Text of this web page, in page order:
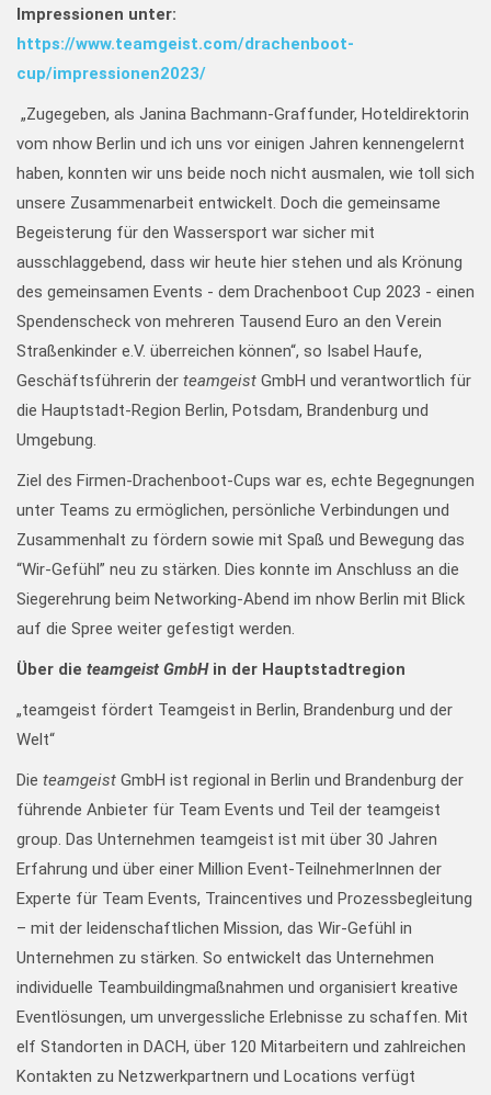
Impressionen unter:
https://www.teamgeist.com/drachenboot-
cup/impressionen2023/
„Zugegeben, als Janina Bachmann-Graffunder, Hoteldirektorin
vom nhow Berlin und ich uns vor einigen Jahren kennengelernt
haben, konnten wir uns beide noch nicht ausmalen, wie toll sich
unsere Zusammenarbeit entwickelt. Doch die gemeinsame
Begeisterung für den Wassersport war sicher mit
ausschlaggebend, dass wir heute hier stehen und als Krönung
des gemeinsamen Events - dem Drachenboot Cup 2023 - einen
Spendenscheck von mehreren Tausend Euro an den Verein
Straßenkinder e.V. überreichen können“, so Isabel Haufe,
Geschäftsführerin der teamgeist GmbH und verantwortlich für
die Hauptstadt-Region Berlin, Potsdam, Brandenburg und
Umgebung.
Ziel des Firmen-Drachenboot-Cups war es, echte Begegnungen
unter Teams zu ermöglichen, persönliche Verbindungen und
Zusammenhalt zu fördern sowie mit Spaß und Bewegung das
“Wir-Gefühl” neu zu stärken. Dies konnte im Anschluss an die
Siegerehrung beim Networking-Abend im nhow Berlin mit Blick
auf die Spree weiter gefestigt werden.
Über die teamgeist GmbHin der Hauptstadtregion
„teamgeist fördert Teamgeist in Berlin, Brandenburg und der
Welt“
Die teamgeist GmbH ist regional in Berlin und Brandenburg der
führende Anbieter für Team Events und Teil der teamgeist
group. Das Unternehmen teamgeist ist mit über 30 Jahren
Erfahrung und über einer Million Event-TeilnehmerInnen der
Experte für Team Events, Traincentives und Prozessbegleitung
– mit der leidenschaftlichen Mission, das Wir-Gefühl in
Unternehmen zu stärken. So entwickelt das Unternehmen
individuelle Teambuildingmaßnahmen und organisiert kreative
Eventlösungen, um unvergessliche Erlebnisse zu schaffen. Mit
elf Standorten in DACH, über 120 Mitarbeitern und zahlreichen
Kontakten zu Netzwerkpartnern und Locations verfügt